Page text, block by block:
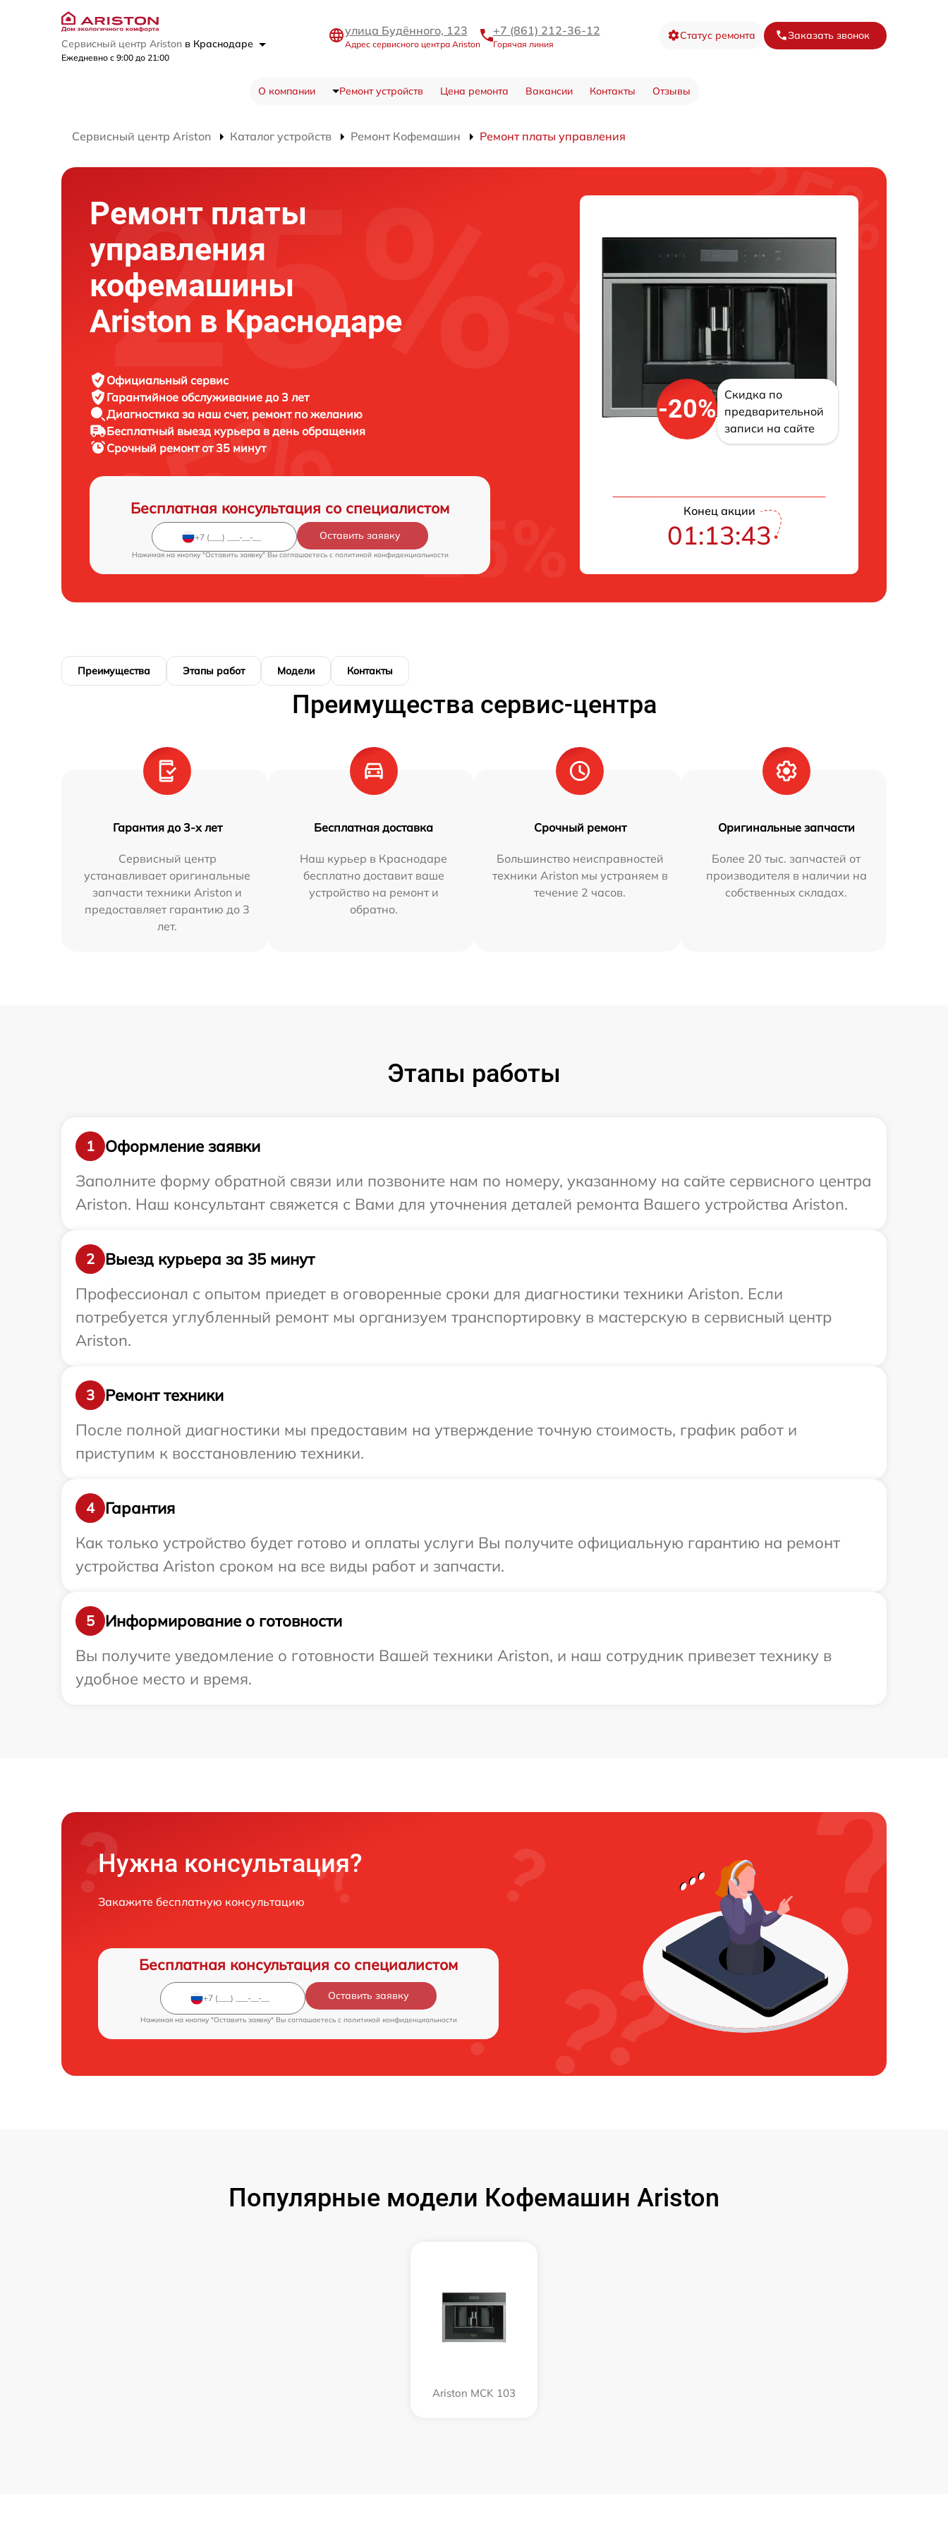
Сервисный центр Ariston в Краснодаре
Ежедневно с 9:00 до 21:00
улица Будённого, 123
Адрес сервисного центра Ariston
+7 (861) 212-36-12
Горячая линия
Статус ремонта Заказать звонок
О компании Ремонт устройств Цена ремонта Вакансии Контакты Отзывы
Сервисный центр Ariston Каталог устройств Ремонт Кофемашин Ремонт платы управления
Ремонт платы
управления
кофемашины
Ariston в Краснодаре
Официальный сервис
Гарантийное обслуживание до 3 лет
Диагностика за наш счет, ремонт по желанию
Бесплатный выезд курьера в день обращения
Срочный ремонтот 35 минут
Бесплатная консультация со специалистом
Оставить заявку
Нажимая на кнопку "Оставить заявку" Вы соглашаетесь c политикой конфиденциальности
-20%
Скидка по
предварительной
записи на сайте
Конец акции
01:13:42
Преимущества Этапы работ Модели Контакты
Преимущества сервис-центра
Гарантия до 3-х лет
Сервисный центр
устанавливает оригинальные
запчасти техники Ariston и
предоставляет гарантию до 3
лет.
Бесплатная доставка
Наш курьер в Краснодаре
бесплатно доставит ваше
устройство на ремонт и
обратно.
Срочный ремонт
Большинство неисправностей
техники Ariston мы устраняем в
течение 2 часов.
Оригинальные запчасти
Более 20 тыс. запчастей от
производителя в наличии на
собственных складах.
Этапы работы
1
Оформление заявки
Заполните форму обратной связи или позвоните нам по номеру, указанному на сайте сервисного центра
Ariston. Наш консультант свяжется с Вами для уточнения деталей ремонта Вашего устройства Ariston.
2
Выезд курьера за 35 минут
Профессионал с опытом приедет в оговоренные сроки для диагностики техники Ariston. Если
потребуется углубленный ремонт мы организуем транспортировку в мастерскую в сервисный центр
Ariston.
3
Ремонт техники
После полной диагностики мы предоставим на утверждение точную стоимость, график работ и
приступим к восстановлению техники.
4
Гарантия
Как только устройство будет готово и оплаты услуги Вы получите официальную гарантию на ремонт
устройства Ariston сроком на все виды работ и запчасти.
5
Информирование о готовности
Вы получите уведомление о готовности Вашей техники Ariston, и наш сотрудник привезет технику в
удобное место и время.
Нужна консультация?
Закажите бесплатную консультацию
Бесплатная консультация со специалистом
Оставить заявку
Нажимая на кнопку "Оставить заявку" Вы соглашаетесь c политикой конфиденциальности
Популярные модели Кофемашин Ariston
Ariston MCK 103